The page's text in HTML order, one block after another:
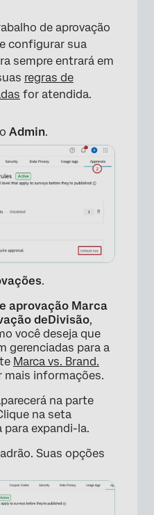
de aprovação
configurar sua
sempre entrará em
regras de
for atendida.
Admin.
.
aprovação Marca
deDivisão,
você deseja que
gerenciadas para a
Marca vs. Brand.
mais informações.
na parte
na seta
para expandi-la.
Suas opções